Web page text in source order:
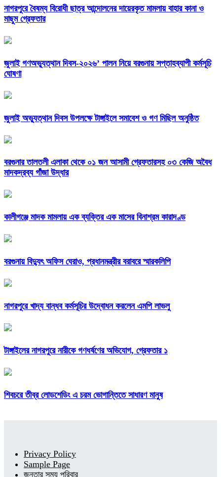
নাগরপুরে বৈষম্য বিরোধী ছাত্র আন্দোলনের দায়েরকৃত মামলায় বাহার কানা ও
মাছুম গ্রেফতার
জুলাই গণঅভ্যুত্থান দিবস-২০২৬’ পালন নিয়ে বরগুনায় সপ্তাহব্যাপী কর্মসূচি
ঘোষণা
জুলাই অভ্যুত্থান দিবস উপলক্ষে টাঙ্গাইলে সমাবেশ ও গণ মিছিল অনুষ্ঠিত
বরগুনার তালতলী এলাকা থেকে ০১ জন আসামী গ্রেফতারসহ ০৩ কেজি অবৈধ
মাদকদ্রব্য গাঁজা উদ্ধার
কালীগঞ্জে মাদক মামলায় এক ব্যক্তির এক মাসের বিনাশ্রম কারাদণ্ড
বরগুনায় বিদ্যুৎ অফিস ঘেরাও, প্রধানমন্ত্রীর বরাবরে স্মারকলিপি
নাগরপুরে খাদ্য বান্ধব কর্মসূচির উদ্বোধন করলেন এমপি লাভলু
টাঙ্গাইলের নাগরপুরে নারীকে গণধর্ষণের অভিযোগ, গ্রেফতার ১
শিবচরে তীব্র লোডশেডিং এ চরম ভোগান্তিতে সাধারণ মানুষ
Privacy Policy
Sample Page
জনতার সময় পরিবার